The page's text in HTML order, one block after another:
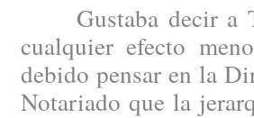
Gustaba decir a
cualquier efecto
debido pensar en la
Notariado que la